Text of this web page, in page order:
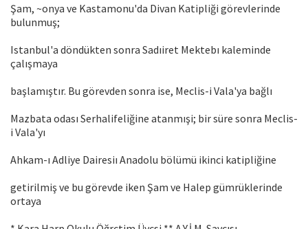
Şam, ~onya ve Kastamonu'da Divan Katipliği görevlerinde
bulunmuş;
Istanbul'a döndükten sonra Sadıiret Mektebı kaleminde
çalışmaya
başlamıştır. Bu görevden sonra ise, Meclis-i Vala'ya bağlı
Mazbata odası Serhalifeliğine atanmışi; bir süre sonra Meclis-
i Vala'yı
Ahkam-ı Adliye Dairesiı Anadolu bölümü ikinci katipliğine
getirilmiş ve bu görevde iken Şam ve Halep gümrüklerinde
ortaya